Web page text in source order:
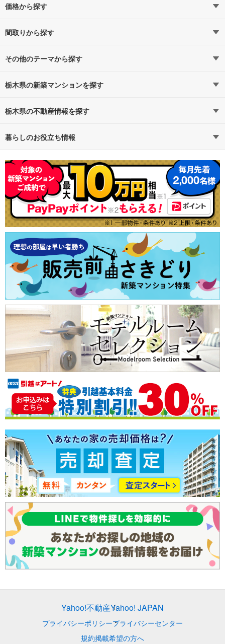
烏山線
烏山線すべての駅
宇都宮（2）
宇都宮ライトレール
宇都宮ライトレールすべての駅
東宿郷（1）
価格から探す
4,000万円以下（4）
6,000万円以下（8）
8,000万円以下（8）
間取りから探す
1LDK（0）
3LDK（9）
その他のテーマから探す
即入居可能
一人暮らし、DINKS
広さ100m²以上
駐車場100％完備
エコマンション
南向きのマンション
小さい子供がいても安心
子育てにやさしい環境
ショッピングセンター至近
ペット可
栃木県の新築マンションを探す
路線・駅から探す
通勤時間から探す
不動産会社から探す 地図から探す
特集から探す テーマから探す
ランキングから探す 購入者の声から探す
栃木県の不動産情報を探す
不動産・住宅
新築マンション 中古マンション
新築一戸建て 中古一戸建て
注文住宅 土地
売却査定
暮らしのお役立ち情報
マンションカタログ 教えて！住まいの先生
Yahoo!不動産Yahoo! JAPAN
プライバシーポリシープライバシーセンター
規約掲載希望の方へ